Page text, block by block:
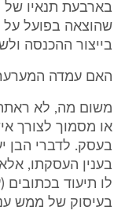
בארבעת תנאיו של
שהוצאה בפועל על
בייצור ההכנסה
האם עמדה
משום מה, לא ראתה
או מסמוך לצורך
בעסק. לדברי הבן
בענין העסקתו,
בעיסוק של ממש